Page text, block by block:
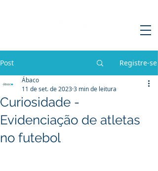
Post Registre-se
Curiosidade -
Evidenciação de atletas
no futebol
Ábaco
11 de set. de 20233 min de leitura